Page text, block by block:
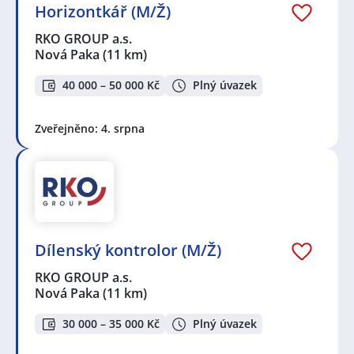
Horizontkář (M/Ž)
RKO GROUP a.s.
Nová Paka (11 km)
40 000 – 50 000 Kč Plný úvazek
Zveřejněno: 4. srpna
Dílenský kontrolor (M/Ž)
RKO GROUP a.s.
Nová Paka (11 km)
30 000 – 35 000 Kč Plný úvazek